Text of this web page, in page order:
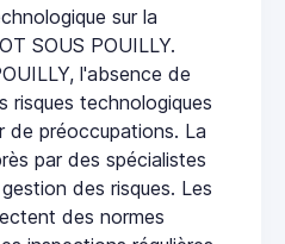
sur la
SOUS POUILLY.
l'absence de
risques technologiques
de préoccupations. La
par des spécialistes
des risques. Les
des normes